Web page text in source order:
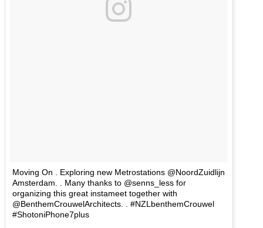
Moving On . Exploring new Metrostations @NoordZuidlijn
Amsterdam. . Many thanks to @senns_less for
organizing this great instameet together with
@BenthemCrouwelArchitects. . #NZLbenthemCrouwel
#ShotoniPhone7plus